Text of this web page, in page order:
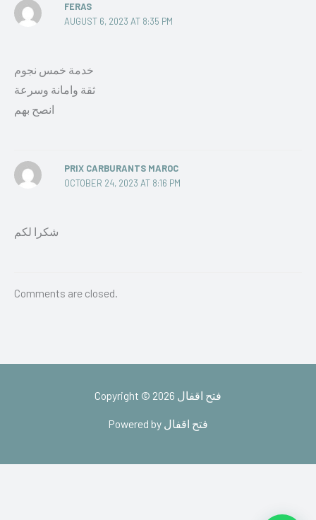
FERAS
AUGUST 6, 2023 AT 8:35 PM
خدمة خمس نجوم
ثقة وامانة وسرعة
انصح بهم
PRIX CARBURANTS MAROC
OCTOBER 24, 2023 AT 8:16 PM
شكرا لكم
Comments are closed.
Copyright © 2026 فتح اقفال
Powered by فتح اقفال